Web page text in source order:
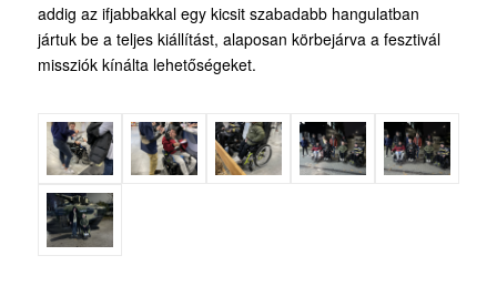
addig az ifjabbakkal egy kicsit szabadabb hangulatban
jártuk be a teljes kiállítást, alaposan körbejárva a fesztivál
missziók kínálta lehetőségeket.